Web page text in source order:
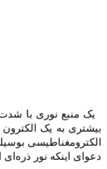
یک منبع نوری با شدت
بیشتری به یک
الکترومغناطیسی
دعوای اینکه نور